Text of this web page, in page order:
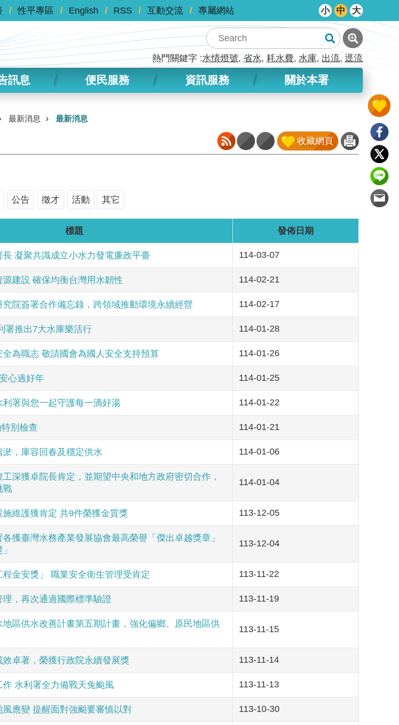
性平專區 English RSS 互動交流 專屬網站 小 中 大
熱門關鍵字 水情燈號 省水 耗水費 水庫 出流 逕流
訊息 便民服務 資訊服務 關於本署
最新消息 最新消息
收藏網頁
公告 徵才 活動 其它
標題 發佈日期
凝聚共識成立小水力發電廉政平臺 114-03-07
建設 確保均衡台灣用水韌性 114-02-21
院簽署合作備忘錄，跨領域推動環境永續經營 114-02-17
署推出7大水庫樂活行 114-01-28
為職志 敬請國會為國人安全支持預算 114-01-26
心過好年 114-01-25
署與您一起守護每一滴好湯 114-01-22
別檢查 114-01-21
，庫容回春及穩定供水 114-01-06
深獲卓院長肯定，並期望中央和地方政府密切合作，
戰
114-01-04
維護獲肯定 共9件榮獲金質獎 113-12-05
獲臺灣水務產業發展協會最高榮譽「傑出卓越獎章」
113-12-04
金安獎」 職業安全衛生管理受肯定 113-11-22
，再次通過國際標準驗證 113-11-19
地區供水改善計畫第五期計畫，強化偏鄉、原民地區供
113-11-15
卓著，榮獲行政院永續發展獎 113-11-14
水利署全力備戰天兔颱風 113-11-13
應變 提醒面對強颱要審慎以對 113-10-30